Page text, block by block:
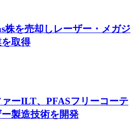
を売却しレーザー・メガジ
取得
ーILT、PFASフリーコーテ
製造技術を開発